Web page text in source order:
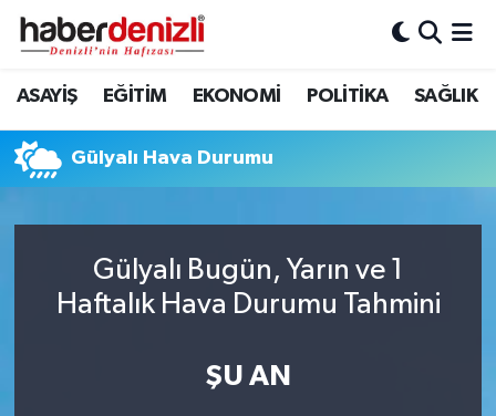
ASAYİŞ EĞİTİM EKONOMİ POLİTİKA SAĞLIK
Gülyalı Hava Durumu
Gülyalı Bugün, Yarın ve 1
Haftalık Hava Durumu Tahmini
ŞU AN
Denizli Nöbetçi Eczaneler
Tüm Manşetler
Son Dakika Haberleri